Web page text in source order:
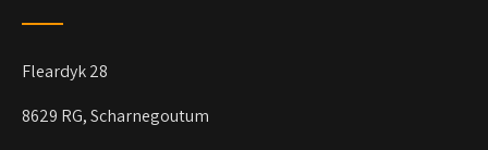
Fleardyk 28
8629 RG, Scharnegoutum